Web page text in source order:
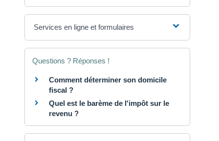
Services en ligne et formulaires
Questions ? Réponses !
Comment déterminer son domicile
fiscal ?
Quel est le barème de l'impôt sur le
revenu ?